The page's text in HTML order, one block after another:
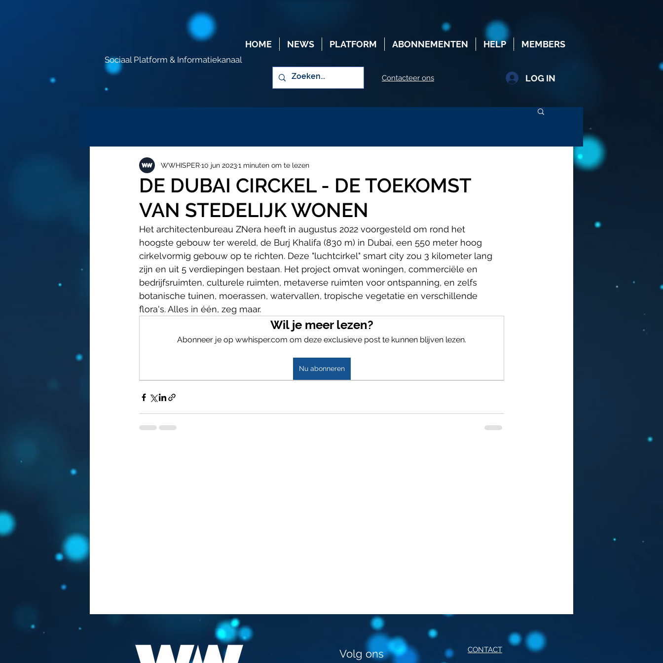
HOME NEWS PLATFORM ABONNEMENTEN HELP MEMBERS
Sociaal Platform & Informatiekanaal
Contacteer ons LOG IN
DE DUBAI CIRCKEL - DE TOEKOMST
VAN STEDELIJK WONEN
WWHISPER10 jun 20231 minuten om te lezen
Het architectenbureau ZNera heeft in augustus 2022 voorgesteld om rond het
hoogste gebouw ter wereld, de Burj Khalifa (830 m) in Dubai, een 550 meter hoog
cirkelvormig gebouw op te richten. Deze "luchtcirkel" smart city zou 3 kilometer lang
zijn en uit 5 verdiepingen bestaan. Het project omvat woningen, commerciële en
bedrijfsruimten, culturele ruimten, metaverse ruimten voor ontspanning, en zelfs
botanische tuinen, moerassen, watervallen, tropische vegetatie en verschillende
flora's. Alles in één, zeg maar.
Wil je meer lezen?
Abonneer je op wwhisper.com om deze exclusieve post te kunnen blijven lezen.
Nu abonneren
Volg ons CONTACT